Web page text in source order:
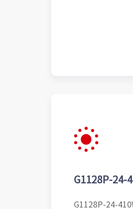
G1128P-
G1128P-24-